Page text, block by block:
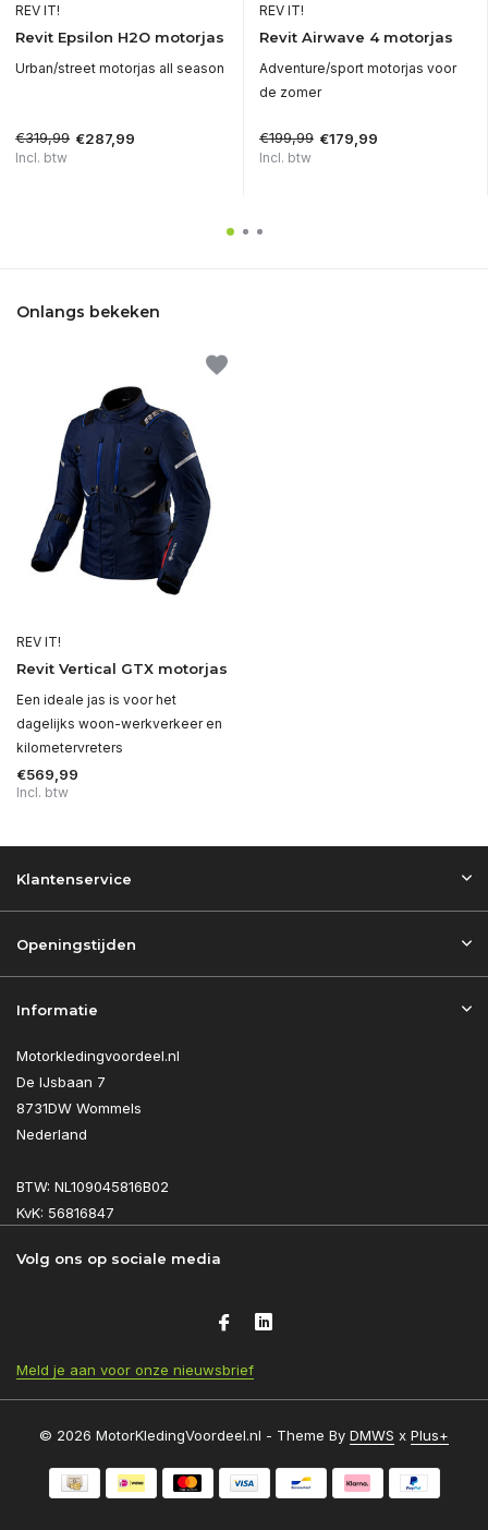
REV IT!
Revit Epsilon H2O motorjas
Urban/street motorjas all season
€319,99 €287,99
Incl. btw
REV IT!
Revit Airwave 4 motorjas
Adventure/sport motorjas voor
de zomer
€199,99 €179,99
Incl. btw
Onlangs bekeken
REV IT!
Revit Vertical GTX motorjas
Een ideale jas is voor het
dagelijks woon-werkverkeer en
kilometervreters
€569,99
Incl. btw
Klantenservice
Openingstijden
Informatie
Motorkledingvoordeel.nl
De IJsbaan 7
8731DW Wommels
Nederland
BTW: NL109045816B02
KvK: 56816847
Volg ons op sociale media
Meld je aan voor onze nieuwsbrief
© 2026 MotorKledingVoordeel.nl - Theme By DMWS x Plus+